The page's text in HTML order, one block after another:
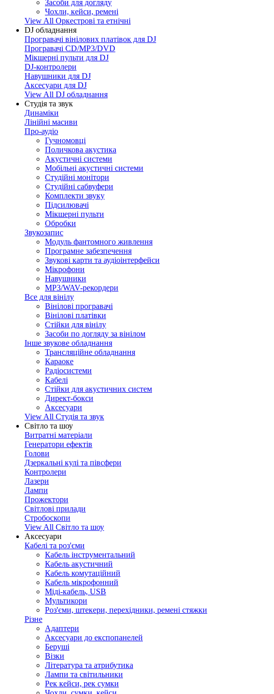
Засоби для догляду
Чохли, кейси, ремені
View All Оркестрові та етнічні
DJ обладнання
Програвачі вінілових платівок для DJ
Програвачі CD/MP3/DVD
Мікшерні пульти для DJ
DJ-контролери
Навушники для DJ
Аксесуари для DJ
View All DJ обладнання
Студія та звук
Динаміки
Лінійні масиви
Про-аудіо
Гучномовці
Поличкова акустика
Акустичні системи
Мобільні акустичні системи
Студійні монітори
Студійні сабвуфери
Комплекти звуку
Підсилювачі
Мікшерні пульти
Обробки
Звукозапис
Модуль фантомного живлення
Програмне забезпечення
Звукові карти та аудіоінтерфейси
Мікрофони
Навушники
MP3/WAV-рекордери
Все для вінілу
Вінілові програвачі
Вінілові платівки
Стійки для вінілу
Засоби по догляду за вінілом
Інше звукове обладнання
Трансляційне обладнання
Караоке
Радіосистеми
Кабелі
Стійки для акустичних систем
Директ-бокси
Аксесуари
View All Студія та звук
Світло та шоу
Витратні матеріали
Генератори ефектів
Голови
Дзеркальні кулі та півсфери
Контролери
Лазери
Лампи
Прожектори
Світлові прилади
Стробоскопи
View All Світло та шоу
Аксесуари
Кабелі та роз'єми
Кабель інструментальний
Кабель акустичний
Кабель комутаційний
Кабель мікрофонний
Міді-кабель, USB
Мультикори
Роз'єми, штекери, перехідники, ремені стяжки
Різне
Адаптери
Аксесуари до експопанелей
Беруші
Візки
Література та атрибутика
Лампи та світильники
Рек кейси, рек сумки